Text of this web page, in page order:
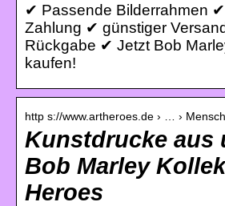
✔ Passende Bilderrahmen
Zahlung ✔ günstiger
Rückgabe ✔ Jetzt Bob
kaufen!
http s://www.artheroes.de › … ›
Kunstdrucke aus
Bob Marley
Heroes